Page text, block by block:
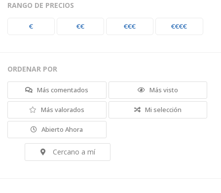
RANGO DE PRECIOS
€ €€ €€€ €€€€
ORDENAR POR
Más comentados Más visto
Más valorados Mi selección
Abierto Ahora
Cercano a mí